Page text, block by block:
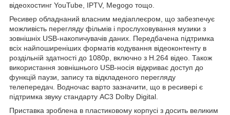
відеохостинг YouTube, IPTV, Megogo тощо.
Ресивер обладнаний власним медіаплеєром, що забезпечує
можливість перегляду фільмів і прослуховування музики з
зовнішніх USB-накопичувачів даних. Передбачена підтримка
всіх найпоширеніших форматів кодування відеоконтенту в
роздільній здатності до 1080p, включно з H.264 відео. Також
використання зовнішнього USB-носія відкриває доступ до
функцій паузи, запису та відкладеного перегляду
телепередач. Водночас варто зазначити, що в ресивері є
підтримка звуку стандарту АС3 Dolby Digital.
Приставка зроблена в пластиковому корпусі з досить великим